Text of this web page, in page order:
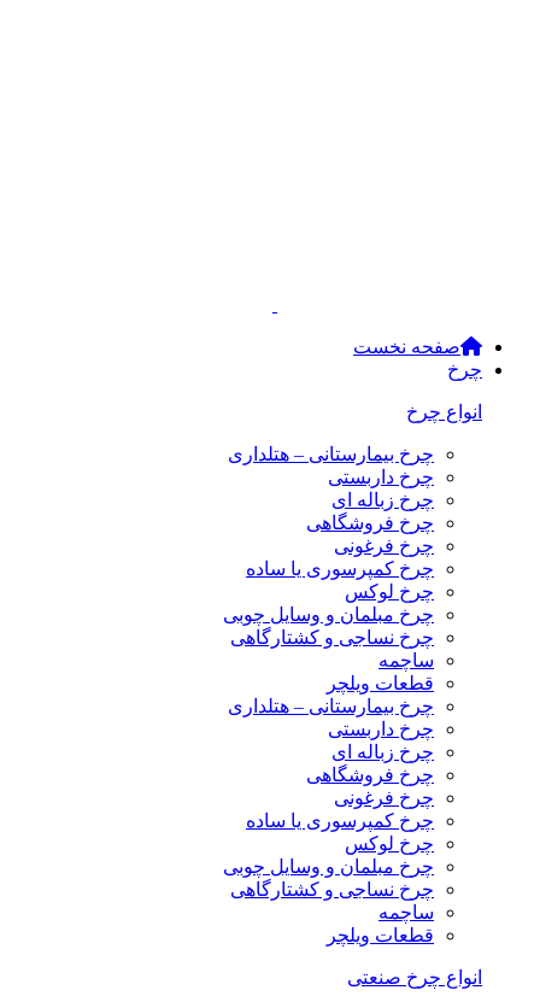
صفحه نخست
چرخ
انواع چرخ
چرخ بیمارستانی – هتلداری
چرخ داربستی
چرخ زباله ای
چرخ فروشگاهی
چرخ فرغونی
چرخ کمپرسوری یا ساده
چرخ لوکس
چرخ مبلمان و وسایل چوبی
چرخ نساجی و کشتارگاهی
ساچمه
قطعات ویلچر
چرخ بیمارستانی – هتلداری
چرخ داربستی
چرخ زباله ای
چرخ فروشگاهی
چرخ فرغونی
چرخ کمپرسوری یا ساده
چرخ لوکس
چرخ مبلمان و وسایل چوبی
چرخ نساجی و کشتارگاهی
ساچمه
قطعات ویلچر
انواع چرخ صنعتی